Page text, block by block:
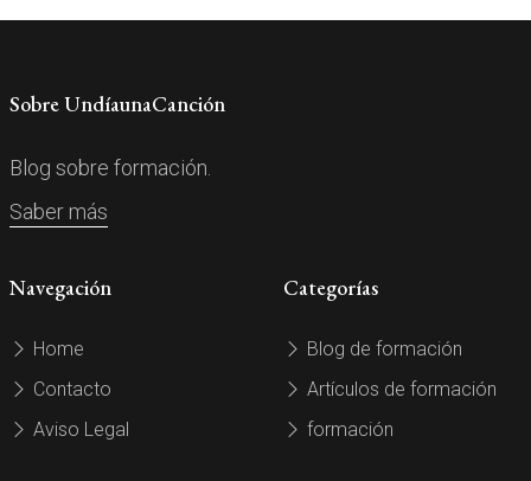
Sobre UndíaunaCanción
Blog sobre formación.
Saber más
Navegación
Home
Contacto
Aviso Legal
Categorías
Blog de formación
Artículos de formación
formación